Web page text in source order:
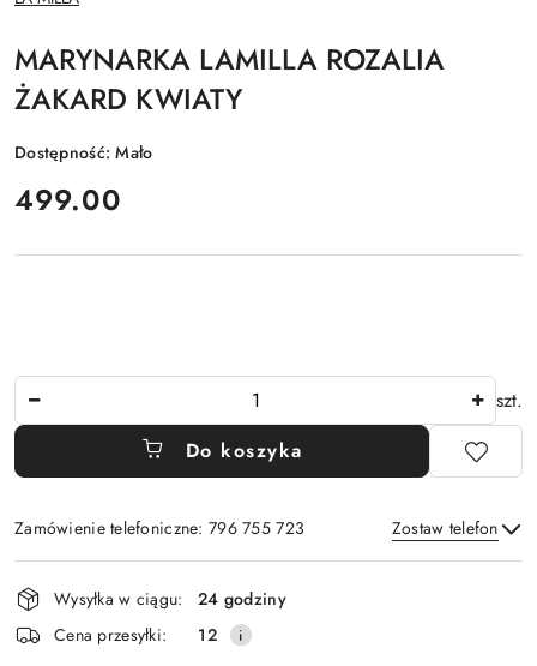
PRODUCENTA:
MARYNARKA LAMILLA ROZALIA
ŻAKARD KWIATY
Dostępność:Mało
cena:
499.00
szt.
Do koszyka
Zamówienie telefoniczne: 796 755 723 Zostaw telefon
Wyślij
Dostępność
i
dostawa
Wysyłka w ciągu:
24 godziny
Cena przesyłki:
12